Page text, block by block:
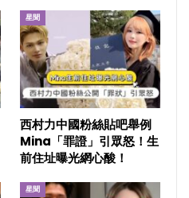
星聞
西村力中國粉絲貼吧舉例
Mina「罪證」引眾怒！生
前住址曝光網心酸！
星聞